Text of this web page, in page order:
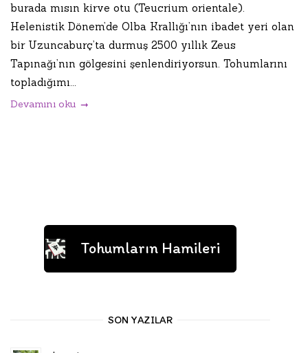
burada mısın kirve otu (Teucrium orientale).
Helenistik Dönem’de Olba Krallığı’nın ibadet yeri olan
bir Uzuncaburç’ta durmuş 2500 yıllık Zeus
Tapınağı’nın gölgesini şenlendiriyorsun. Tohumlarını
topladığımı...
Devamını oku
Tohumların Hamileri
SON YAZILAR